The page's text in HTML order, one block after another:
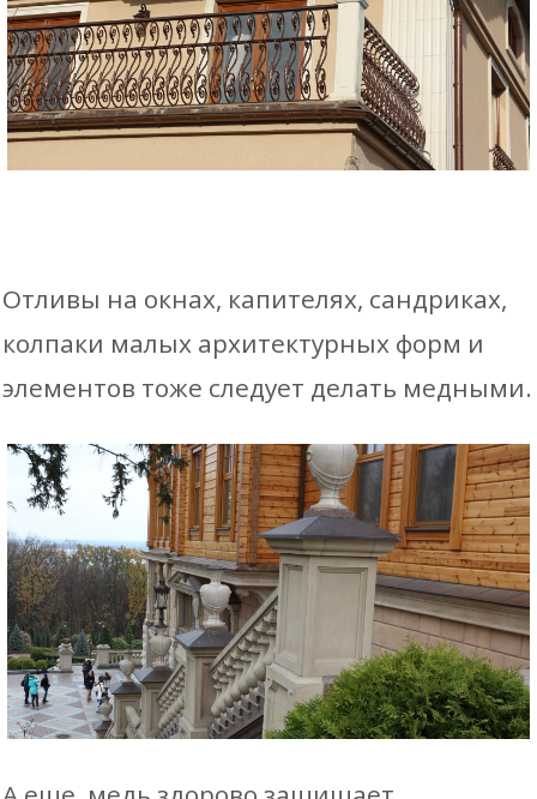
Отливы на окнах, капителях, сандриках,
колпаки малых архитектурных форм и
элементов тоже следует делать медными.